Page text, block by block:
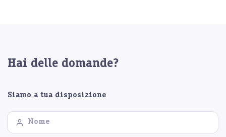
Hai delle domande?
Siamo a tua disposizione